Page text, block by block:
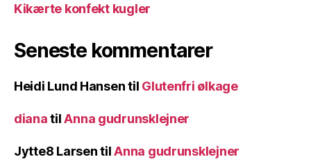
Kikærte konfekt kugler
Seneste kommentarer
Heidi Lund Hansentil Glutenfri ølkage
dianatilAnna gudrunsklejner
Jytte8 LarsentilAnna gudrunsklejner